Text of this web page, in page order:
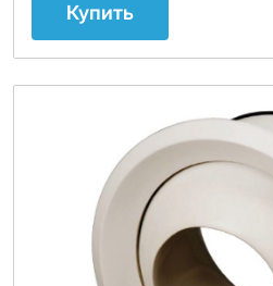
Купить